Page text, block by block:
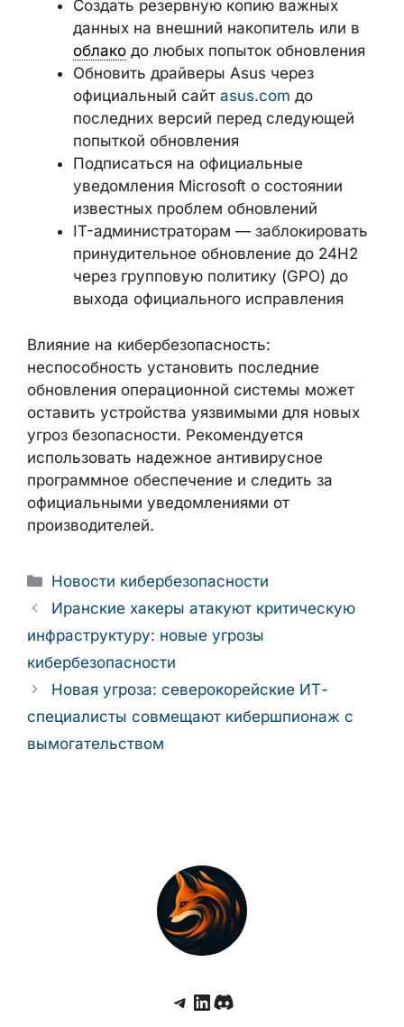
Создать резервную копию важных
данных на внешний накопитель или в
облако до любых попыток обновления
Обновить драйверы Asus через
официальный сайт asus.com до
последних версий перед следующей
попыткой обновления
Подписаться на официальные
уведомления Microsoft о состоянии
известных проблем обновлений
IT-администраторам — заблокировать
принудительное обновление до 24H2
через групповую политику (GPO) до
выхода официального исправления
Влияние на кибербезопасность:
неспособность установить последние
обновления операционной системы может
оставить устройства уязвимыми для новых
угроз безопасности. Рекомендуется
использовать надежное антивирусное
программное обеспечение и следить за
официальными уведомлениями от
производителей.
Рубрики
Новости кибербезопасности
Иранские хакеры атакуют критическую
инфраструктуру: новые угрозы
кибербезопасности
Новая угроза: северокорейские ИТ-
специалисты совмещают кибершпионаж с
вымогательством
Telegram
LinkedIn
Discord